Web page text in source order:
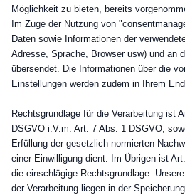
Möglichkeit zu bieten, bereits
Im Zuge der Nutzung von
Daten sowie Informationen der
Adresse, Sprache, Browser usw) und an
übersendet. Die Informationen über die
Einstellungen werden zudem in Ihrem
Rechtsgrundlage für die Verarbeitung ist
DSGVO i.V.m. Art. 7 Abs. 1 DSGVO,
Erfüllung der gesetzlich normierten
einer Einwilligung dient. Im Übrigen ist
die einschlägige Rechtsgrundlage.
der Verarbeitung liegen in der